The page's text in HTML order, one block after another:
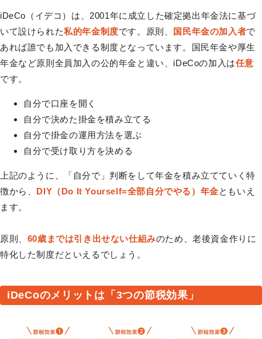
iDeCo（イデコ）は、2001年に成立した確定拠出年金法に基づ
いて設けられた私的年金制度です。原則、 国民年金の加入者で
あれば誰でも加入できる制度となっています。国民年金や厚生
年金など原則全員加入の公的年金と違い、iDeCoの加入は任意
です。
自分で口座を開く
自分で決めた掛金を積み立てる
自分で掛金の運用方法を選ぶ
自分で受け取り方を決める
上記のように、「自分で」判断をして年金を積み立てていく特
徴から、 DIY（Do It Yourself=全部自分でやる）年金ともいえ
ます。
原則、 60歳までは引き出せない仕組みのため、老後資金作りに
特化した制度だといえるでしょう。
iDeCoのメリットは「3つの節税効果」